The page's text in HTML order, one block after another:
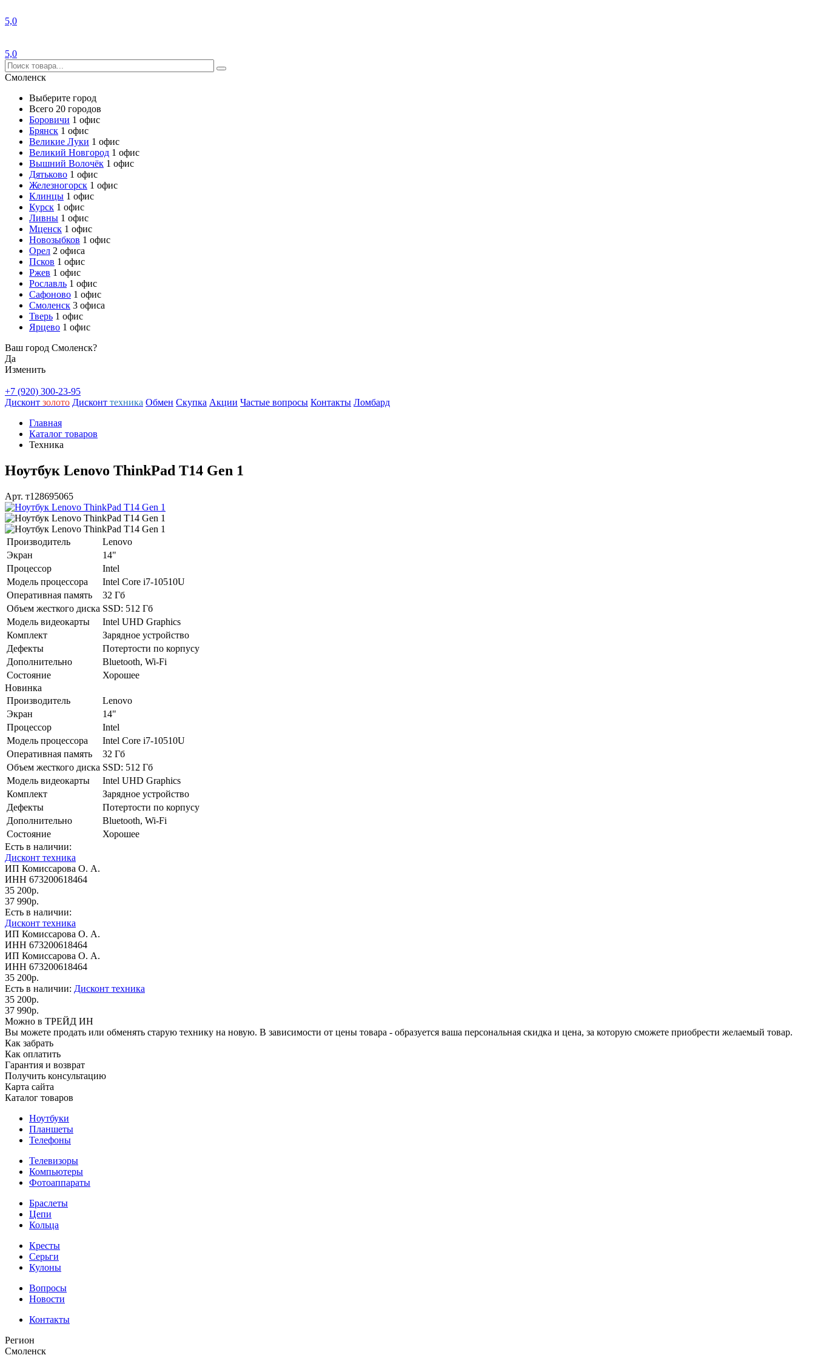
5,0
5,0
Смоленск
Выберите город
Всего 20 городов
Боровичи 1 офис
Брянск 1 офис
Великие Луки 1 офис
Великий Новгород 1 офис
Вышний Волочёк 1 офис
Дятьково 1 офис
Железногорск 1 офис
Клинцы 1 офис
Курск 1 офис
Ливны 1 офис
Мценск 1 офис
Новозыбков 1 офис
Орел 2 офиса
Псков 1 офис
Ржев 1 офис
Рославль 1 офис
Сафоново 1 офис
Смоленск 3 офиса
Тверь 1 офис
Ярцево 1 офис
Ваш город Смоленск?
Да
Изменить
+7 (920) 300-23-95
Дисконт золото Дисконт техника Обмен Скупка Акции Частые вопросы Контакты Ломбард
Главная
Каталог товаров
Техника
Ноутбук Lenovo ThinkPad T14 Gen 1
Арт. т128695065
Производитель
Lenovо
Экран
14"
Процессор
Intel
Модель процессора
Intel Core i7-10510U
Оперативная память
32 Гб
Объем жесткого диска SSD: 512 Гб
Модель видеокарты
Intel UHD Graphics
Комплект
Зарядное устройство
Дефекты
Потертости по корпусу
Дополнительно
Bluetooth, Wi-Fi
Состояние
Хорошее
Новинка
Производитель
Lenovо
Экран
14"
Процессор
Intel
Модель процессора
Intel Core i7-10510U
Оперативная память
32 Гб
Объем жесткого диска SSD: 512 Гб
Модель видеокарты
Intel UHD Graphics
Комплект
Зарядное устройство
Дефекты
Потертости по корпусу
Дополнительно
Bluetooth, Wi-Fi
Состояние
Хорошее
Есть в наличии:
Дисконт техника
ИП Комиссарова О. А.
ИНН 673200618464
35 200р.
37 990р.
Есть в наличии:
Дисконт техника
ИП Комиссарова О. А.
ИНН 673200618464
ИП Комиссарова О. А.
ИНН 673200618464
35 200р.
Есть в наличии: Дисконт техника
35 200р.
37 990р.
Можно в ТРЕЙД ИН
Вы можете продать или обменять старую технику на новую. В зависимости от цены товара - образуется ваша персональная скидка и цена, за которую сможете приобрести желаемый товар.
Как забрать
Как оплатить
Гарантия и возврат
Получить консультацию
Карта сайта
Каталог товаров
Ноутбуки
Планшеты
Телефоны
Телевизоры
Компьютеры
Фотоаппараты
Браслеты
Цепи
Кольца
Кресты
Серьги
Кулоны
Вопросы
Новости
Контакты
Регион
Смоленск